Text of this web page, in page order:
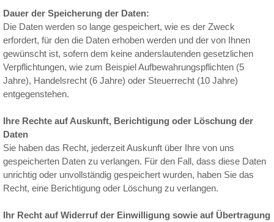
Dauer der Speicherung der Daten:
Die Daten werden so lange gespeichert, wie es der Zweck
erfordert, für den die Daten erhoben werden und der von Ihnen
gewünscht ist, sofern dem keine anderslautenden gesetzlichen
Verpflichtungen, wie zum Beispiel Aufbewahrungspflichten (5
Jahre), Handelsrecht (6 Jahre) oder Steuerrecht (10 Jahre)
entgegenstehen.
Ihre Rechte auf Auskunft, Berichtigung oder Löschung der
Daten
Sie haben das Recht, jederzeit Auskunft über Ihre von uns
gespeicherten Daten zu verlangen. Für den Fall, dass diese Daten
unrichtig oder unvollständig gespeichert wurden, haben Sie das
Recht, eine Berichtigung oder Löschung zu verlangen.
Ihr Recht auf Widerruf der Einwilligung sowie auf Übertragung